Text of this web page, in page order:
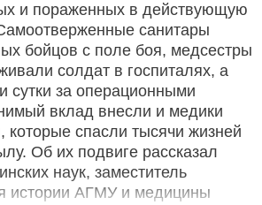
и пораженных в действующую
санитары
бойцов с поле боя, медсестры
солдат в госпиталях, а
сутки за операционными
вклад внесли и медики
которые спасли тысячи жизней
Об их подвиге рассказал
наук, заместитель
истории АГМУ и медицины